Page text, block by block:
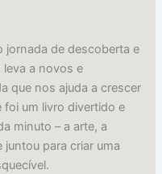
jornada de descoberta e
leva a novos e
que nos ajuda a crescer
foi um livro divertido e
minuto – a arte, a
para criar uma